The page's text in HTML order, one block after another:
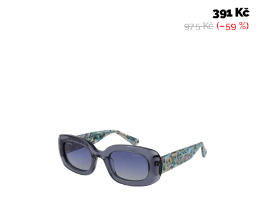
975 Kč(–59 %)
391 Kč